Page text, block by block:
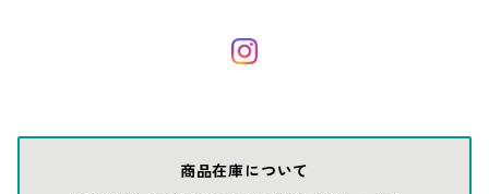
グローブ
BEHRENS
商品在庫について